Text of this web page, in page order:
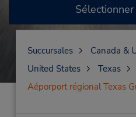
Succursales
Canada &
United States
Texas
Aéporport régional Texas